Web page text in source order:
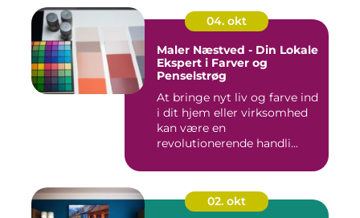
04. okt
Maler Næstved - Din Lokale
Ekspert i Farver og
Penselstrøg
At bringe nyt liv og farve ind
i dit hjem eller virksomhed
kan være en
revolutionerende handli...
02. okt